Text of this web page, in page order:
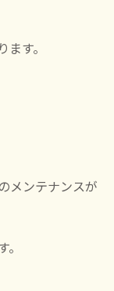
す。
メンテナンスが